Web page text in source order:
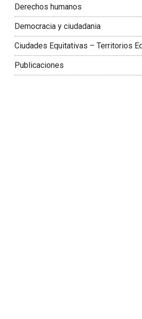
Derechos humanos
Democracia y ciudadania
Ciudades Equitativas – Territorios
Publicaciones